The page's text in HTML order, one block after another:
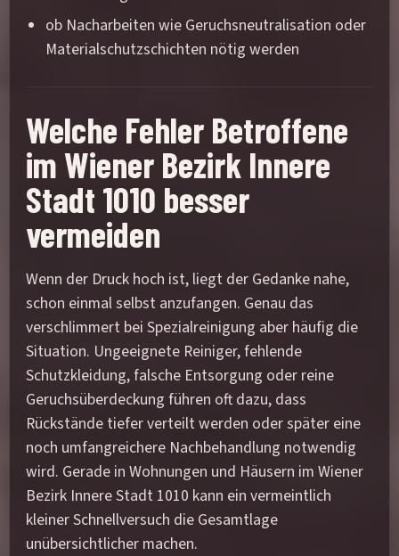
ob Nacharbeiten wie Geruchsneutralisation oder
Materialschutzschichten nötig werden
Welche Fehler Betroffene
im Wiener Bezirk Innere
Stadt 1010 besser
vermeiden
Wenn der Druck hoch ist, liegt der Gedanke nahe,
schon einmal selbst anzufangen. Genau das
verschlimmert bei Spezialreinigung aber häufig die
Situation. Ungeeignete Reiniger, fehlende
Schutzkleidung, falsche Entsorgung oder reine
Geruchsüberdeckung führen oft dazu, dass
Rückstände tiefer verteilt werden oder später eine
noch umfangreichere Nachbehandlung notwendig
wird. Gerade in Wohnungen und Häusern im Wiener
Bezirk Innere Stadt 1010 kann ein vermeintlich
kleiner Schnellversuch die Gesamtlage
unübersichtlicher machen.